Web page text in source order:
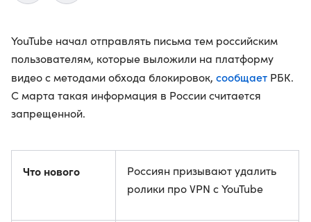
YouTube начал отправлять письма тем российским
пользователям, которые выложили на платформу
видео с методами обхода блокировок, сообщает РБК.
С марта такая информация в России считается
запрещенной.
Что нового
Россиян призывают удалить
ролики про VPN с YouTube